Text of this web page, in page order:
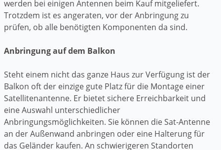
werden bei einigen Antennen beim Kauf mitgeliefert.
Trotzdem ist es angeraten, vor der Anbringung zu
prüfen, ob alle benötigten Komponenten da sind.
Anbringung auf dem Balkon
Steht einem nicht das ganze Haus zur Verfügung ist der
Balkon oft der einzige gute Platz für die Montage einer
Satellitenantenne. Er bietet sichere Erreichbarkeit und
eine Auswahl unterschiedlicher
Anbringungsmöglichkeiten. Sie können die Sat-Antenne
an der Außenwand anbringen oder eine Halterung für
das Geländer kaufen. An schwierigeren Standorten